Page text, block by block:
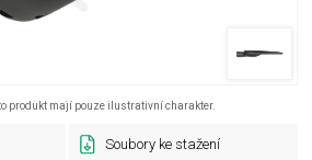
produkt mají pouze ilustrativní charakter.
Soubory ke stažení